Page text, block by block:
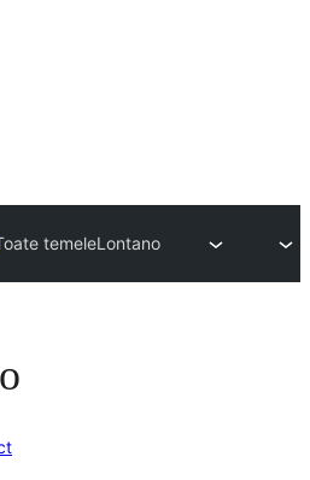
temeleLontano